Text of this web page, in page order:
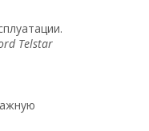
Telstar